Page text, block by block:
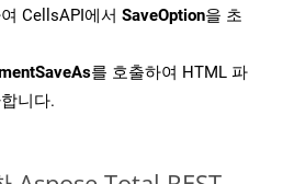
CellsAPI에서 SaveOption을 초
를 호출하여 HTML 파
니다.